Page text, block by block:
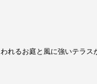
れるお庭と風に強いテラス